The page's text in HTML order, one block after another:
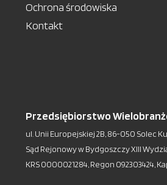
Ochrona środowiska
Kontakt
Przedsiębiorstwo
ul. Unii Europejskiej 2B, 86-050 Solec
Sąd Rejonowy w Bydgoszczy XIII
KRS 0000021284, Regon 092303424,